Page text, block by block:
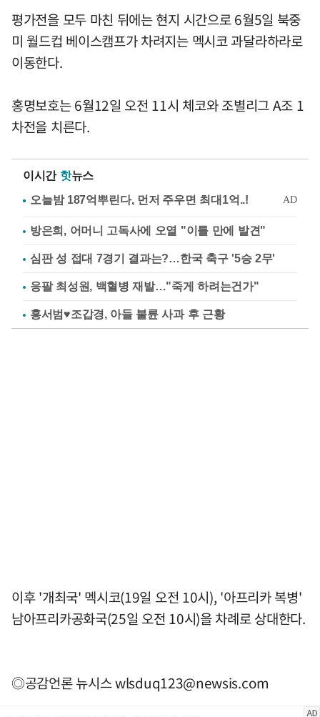
평가전을 모두 마친 뒤에는 현지 시간으로 6월5일 북중
미 월드컵 베이스캠프가 차려지는 멕시코 과달라하라로
이동한다.
홍명보호는 6월12일 오전 11시 체코와 조별리그 A조 1
차전을 치른다.
이시간 핫뉴스
방은희, 어머니 고독사에 오열 "이틀 만에 발견"
심판 성 접대 7경기 결과는?…한국 축구 '5승 2무'
응팔 최성원, 백혈병 재발…"죽게 하려는건가"
홍서범♥조갑경, 아들 불륜 사과 후 근황
이후 '개최국' 멕시코(19일 오전 10시), '아프리카 복병'
남아프리카공화국(25일 오전 10시)을 차례로 상대한다.
◎공감언론 뉴시스wlsduq123@newsis.com